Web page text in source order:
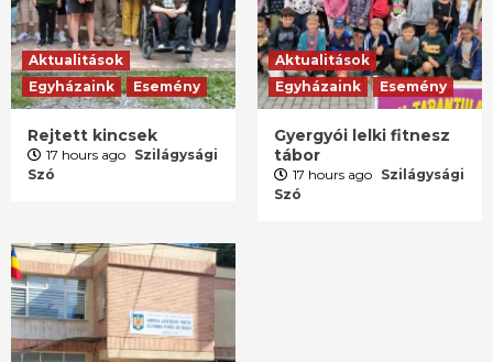
Aktualitások
Egyházaink
Esemény
Rejtett kincsek
17 hours ago Szilágysági
Szó
Aktualitások
Egyházaink
Esemény
Gyergyói lelki fitnesz
tábor
17 hours ago Szilágysági
Szó